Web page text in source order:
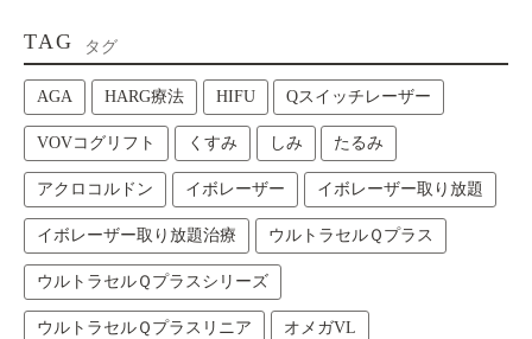
TAG タグ
AGA HARG療法 HIFU Qスイッチレーザー
VOVコグリフト くすみ しみ たるみ
アクロコルドン イボレーザー イボレーザー取り放題
イボレーザー取り放題治療 ウルトラセルＱプラス
ウルトラセルＱプラスシリーズ
ウルトラセルＱプラスリニア オメガVL